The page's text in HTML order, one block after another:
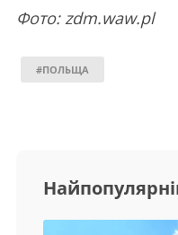
Фото: zdm.waw.pl
#ПОЛЬЩА